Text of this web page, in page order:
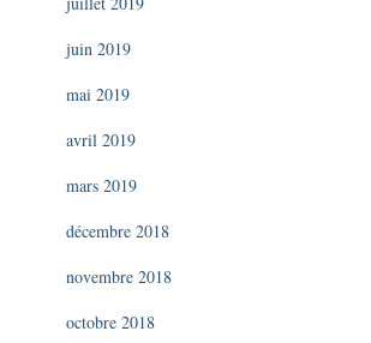
juin 2019
mai 2019
avril 2019
mars 2019
décembre 2018
novembre 2018
octobre 2018